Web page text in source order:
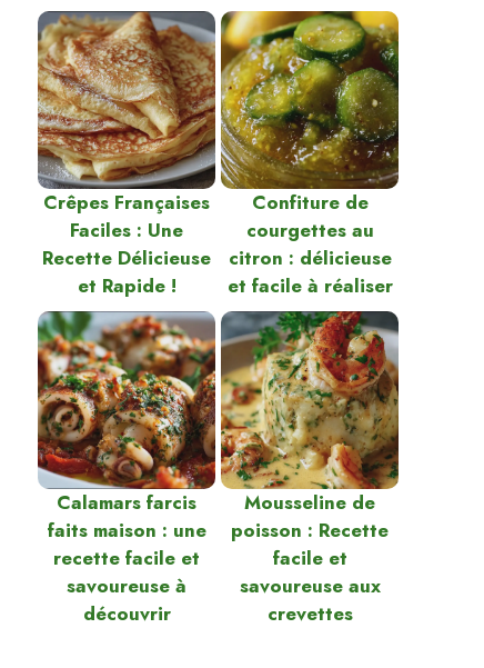
Crêpes Françaises
Faciles : Une
Recette Délicieuse
et Rapide !
Confiture de
courgettes au
citron : délicieuse
et facile à réaliser
Calamars farcis
faits maison : une
recette facile et
savoureuse à
découvrir
Mousseline de
poisson : Recette
facile et
savoureuse aux
crevettes